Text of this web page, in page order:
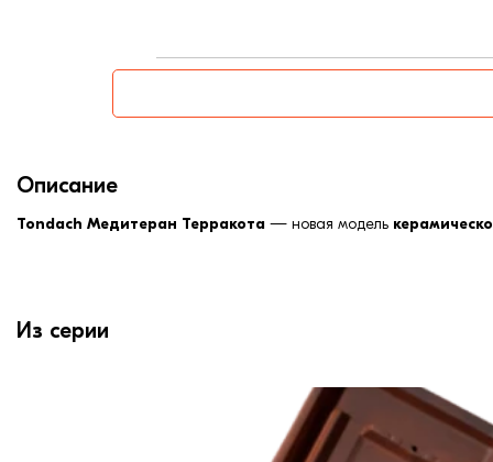
Описание
Tondach Медитеран Терракота — новая модель
Из серии